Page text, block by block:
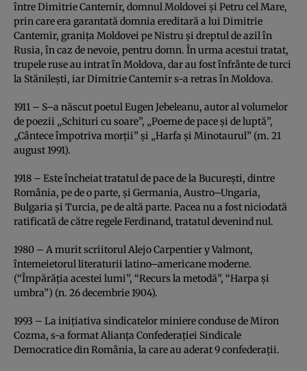
între Dimitrie Cantemir, domnul Moldovei şi Petru cel Mare,
prin care era garantată domnia ereditară a lui Dimitrie
Cantemir, graniţa Moldovei pe Nistru şi dreptul de azil în
Rusia, în caz de nevoie, pentru domn. În urma acestui tratat,
trupele ruse au intrat în Moldova, dar au fost înfrânte de turci
la Stănileşti, iar Dimitrie Cantemir s-a retras în Moldova.
1911 – S–a născut poetul Eugen Jebeleanu, autor al volumelor
de poezii „Schituri cu soare”, „Poeme de pace şi de luptă”,
„Cântece împotriva morţii” şi „Harfa şi Minotaurul” (m. 21
august 1991).
1918 – Este încheiat tratatul de pace de la Bucureşti, dintre
România, pe de o parte, şi Germania, Austro–Ungaria,
Bulgaria şi Turcia, pe de altă parte. Pacea nu a fost niciodată
ratificată de către regele Ferdinand, tratatul devenind nul.
1980 – A murit scriitorul Alejo Carpentier y Valmont,
întemeietorul literaturii latino–americane moderne.
(“Împărăţia acestei lumi”, “Recurs la metodă”, “Harpa şi
umbra”) (n. 26 decembrie 1904).
1993 – La iniţiativa sindicatelor miniere conduse de Miron
Cozma, s-a format Alianţa Confederaţiei Sindicale
Democratice din România, la care au aderat 9 confederaţii.